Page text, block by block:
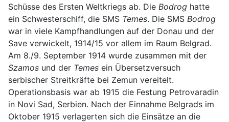
Schüsse des Ersten Weltkriegs ab. Die Bodrog hatte
ein Schwesterschiff, die SMS Temes. Die SMS Bodrog
war in viele Kampfhandlungen auf der Donau und der
Save verwickelt, 1914/15 vor allem im Raum Belgrad.
Am 8./9. September 1914 wurde zusammen mit der
Szamos und der Temes ein Übersetzversuch
serbischer Streitkräfte bei Zemun vereitelt.
Operationsbasis war ab 1915 die Festung Petrovaradin
in Novi Sad, Serbien. Nach der Einnahme Belgrads im
Oktober 1915 verlagerten sich die Einsätze an die